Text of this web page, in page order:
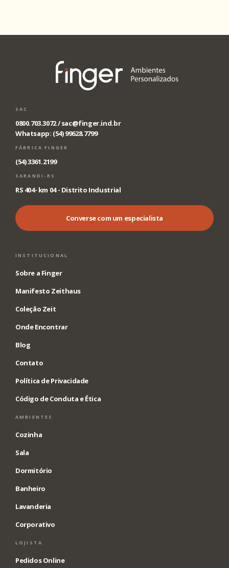
SAC
0800.703.3072 /sac@finger.ind.br
Whatsapp: (54) 99628.7799
FÁBRICA FINGER
(54) 3361.2199
SARANDI-RS
RS 404- km 04 - Distrito Industrial
Converse com um especialista
INSTITUCIONAL
Sobre a Finger
Manifesto Zeithaus
Coleção Zeit
Onde Encontrar
Blog
Contato
Política de Privacidade
Código de Conduta e Ética
AMBIENTES
Cozinha
Sala
Dormitório
Banheiro
Lavanderia
Corporativo
LOJISTA
Pedidos Online